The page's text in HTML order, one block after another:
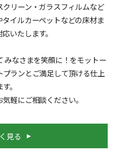
リーン・ガラスフィルムなど
イルカーペットなどの床材ま
いたします。
みなさまを笑顔に！をモットー
ランとご満足して頂ける仕上
。
軽にご相談ください。
見る